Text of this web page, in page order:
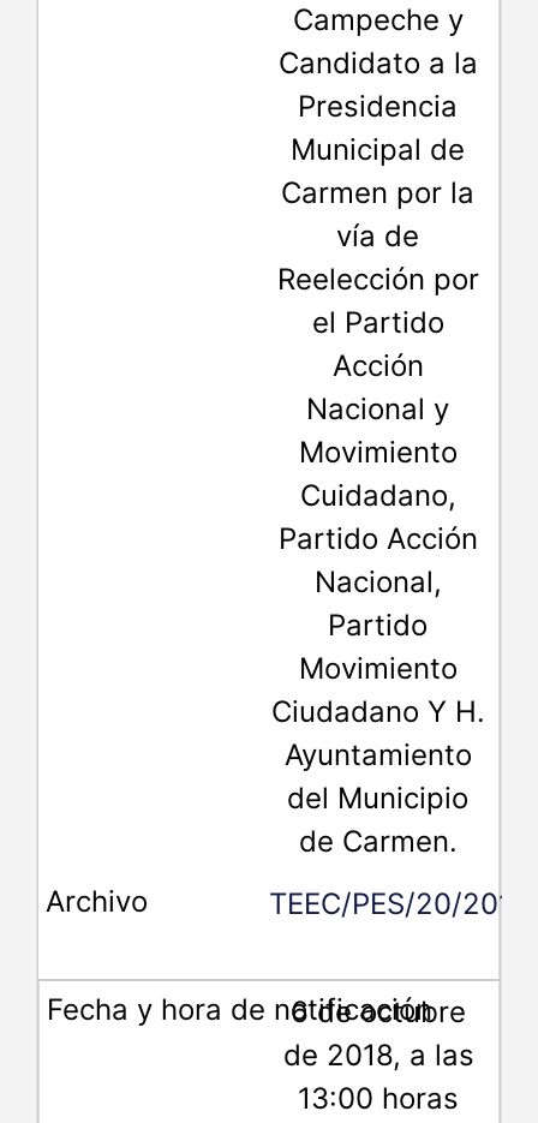
Campeche y
Candidato a la
Presidencia
Municipal de
Carmen por la
vía de
Reelección por
el Partido
Acción
Nacional y
Movimiento
Cuidadano,
Partido Acción
Nacional,
Partido
Movimiento
Ciudadano Y H.
Ayuntamiento
del Municipio
de Carmen.
TEEC/PES/20/2018.
6 de octubre
de 2018, a las
13:00 horas